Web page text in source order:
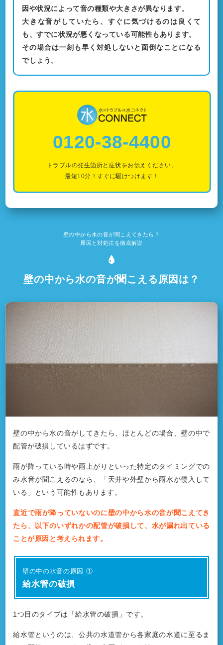
因や状況によって音の種類や大きさが異なります。
大きな音がしていたら、すぐに気づけるのは良くて
も、すでに状況が悪くなっている可能性もあります。
その場合は一刻も早く対処しないと面倒なことになる
でしょう。
0120-38-4400
トラブルの発生箇所と症状をお伝えください。
最短10分！すぐに駆けつけます！
壁の中から水の音が聞こえてきたら？
原因と対処法を徹底解説
壁の中から水の音が聞こえる原因は？
壁の中から水の音がしてきたら、ほとんどの場合、壁の中で
配管が破損しているはずです。
雨が降っている時や雨上がりといった特定のタイミングでの
み水音が聞こえるのなら、「天井や外壁から雨水が侵入して
いる」という可能性もあります。
直近で雨が降っていないのに壁の中から水の音が聞こえてき
たら、以下のいずれかの配管が破損して、水が漏れ出ている
ことが原因と考えられます。
壁の中の水音の原因 ①
給水管の破損
1つ目のタイプは「給水管の破損」です。
給水管というのは、公共の水道管から各家庭の水道に至るま